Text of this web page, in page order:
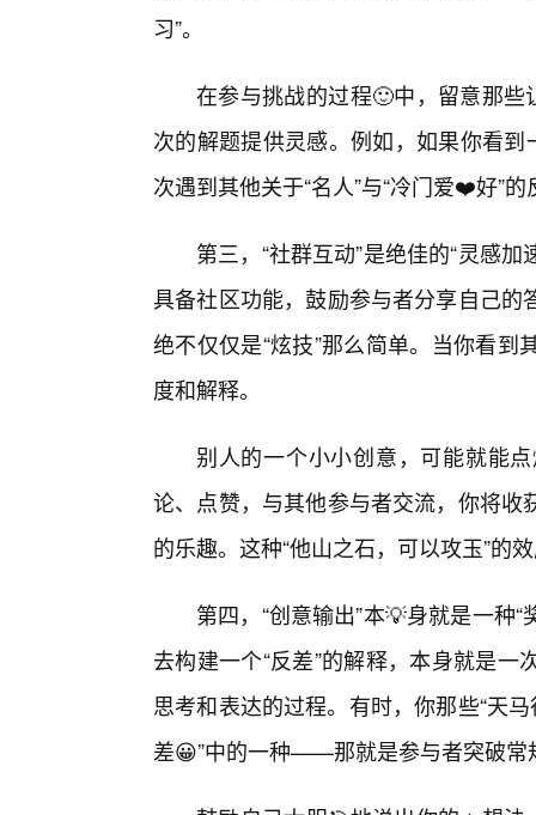
习”。
在参与挑战的过程🙂中，留意那些
次的解题提供灵感。例如，如果你看
次遇到其他关于“名人”与“冷门爱❤️好”
第三，“社群互动”是绝佳的“灵感
具备社区功能，鼓励参与者分享自己
绝不仅仅是“炫技”那么简单。当你看
度和解释。
别人的一个小小创意，可能就能
论、点赞，与其他参与者交流，你将
的乐趣。这种“他山之石，可以攻玉”的
第四，“创意输出”本💡身就是一种
去构建一个“反差”的解释，本身就是
思考和表达的过程。有时，你那些“天
差😀”中的一种——那就是参与者突破常